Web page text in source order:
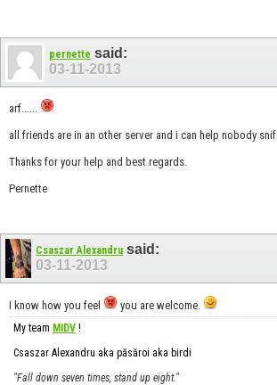
pernette said:
03-11-2013
arf......
all friends are in an other server and i can help nobody snif
Thanks for your help and best regards.
Pernette
Csaszar Alexandru said:
03-11-2013
I know how you feel you are welcome.
My team MIDV !
Csaszar Alexandru aka păsăroi aka birdi
"Fall down seven times, stand up eight."